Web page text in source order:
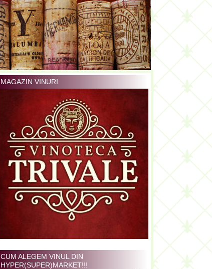
MAGAZIN VINURI
CUM ALEGEM VINUL DIN
HYPER(SUPER)MARKET!!!